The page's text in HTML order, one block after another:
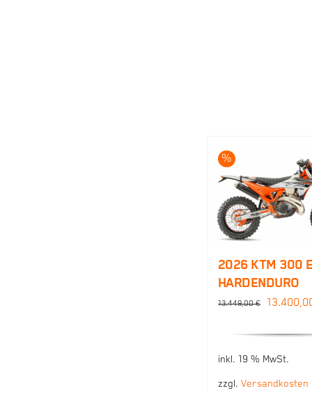
%
2026 KTM 300
HARDENDURO
13.449,00€
13.449,00
inkl. 19 % MwSt.
zzgl.Versandkosten